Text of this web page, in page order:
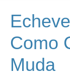
Como
Muda